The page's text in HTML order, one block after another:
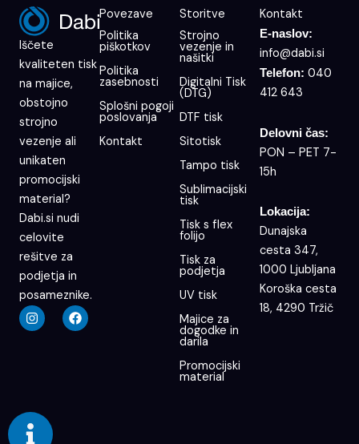
Iščete
kvaliteten tisk
na majice,
obstojno
strojno
vezenje ali
unikaten
promocijski
material?
Dabi.si nudi
celovite
rešitve za
podjetja in
posameznike.
I
n
s
m
F
a
c
Povezave
Politika
piškotkov
Politika
zasebnosti
Splošni pogoji
poslovanja
Kontakt
Storitve
Strojno
vezenje in
našitki
Digitalni Tisk
(DTG)
DTF tisk
Sitotisk
Tampo tisk
Sublimacijski
tisk
Tisk s flex
folijo
Tisk za
podjetja
UV tisk
Majice za
dogodke in
darila
Promocijski
material
Kontakt
E-naslov:
info@dabi.si
Telefon: 040
412 643
Delovni čas:
PON – PET 7-
15h
Lokacija:
Dunajska
cesta 347,
1000 Ljubljana
Koroška cesta
18, 4290 Tržič